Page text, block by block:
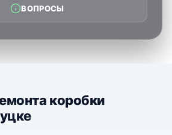
ВОПРОСЫ
коробки